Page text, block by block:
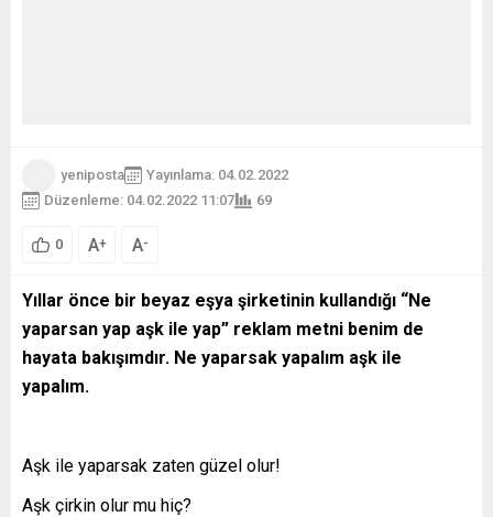
yeniposta
Yayınlama: 04.02.2022
Düzenleme: 04.02.2022 11:07
69
0 A+ A-
Yıllar önce bir beyaz eşya şirketinin kullandığı “Ne
yaparsan yap aşk ile yap” reklam metni benim de
hayata bakışımdır. Ne yaparsak yapalım aşk ile
yapalım.
Aşk ile yaparsak zaten güzel olur!
Aşk çirkin olur mu hiç?